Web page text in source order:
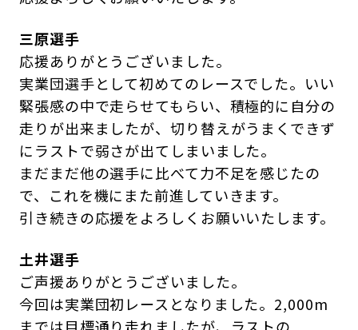
三原選手
応援ありがとうございました。
実業団選手として初めてのレースでした。いい
緊張感の中で走らせてもらい、積極的に自分の
走りが出来ましたが、切り替えがうまくできず
にラストで弱さが出てしまいました。
まだまだ他の選手に比べて力不足を感じたの
で、これを機にまた前進していきます。
引き続きの応援をよろしくお願いいたします。
土井選手
ご声援ありがとうございました。
今回は実業団初レースとなりました。2,000m